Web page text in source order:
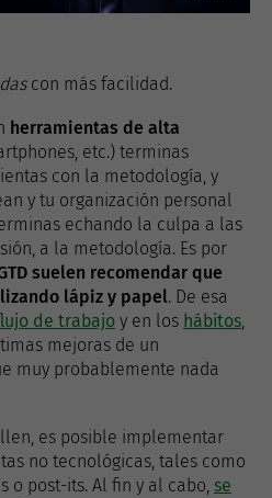
con más facilidad.
herramientas de alta
etc.) terminas
con la metodología, y
y tu organización personal
echando la culpa a las
a la metodología. Es por
suelen recomendar que
lápiz y papel. De esa
de trabajo y en los hábitos,
mejoras de un
muy probablemente nada
es posible implementar
no tecnológicas, tales como
o post-its. Al fin y al cabo, se